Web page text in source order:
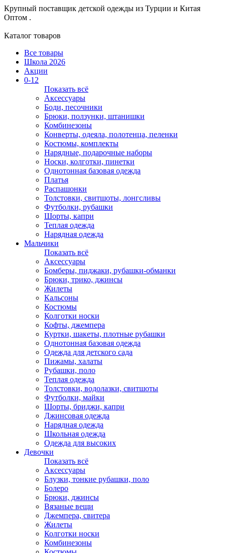
Крупный поставщик детской одежды из Турции и Китая
Оптом .
Каталог товаров
Все товары
Школа 2026
Акции
0-12
Показать всё
Аксессуары
Боди, песочники
Брюки, ползунки, штанишки
Комбинезоны
Конверты, одеяла, полотенца, пеленки
Костюмы, комплекты
Нарядные, подарочные наборы
Носки, колготки, пинетки
Однотонная базовая одежда
Платья
Распашонки
Толстовки, свитшоты, лонгсливы
Футболки, рубашки
Шорты, капри
Теплая одежда
Нарядная одежда
Мальчики
Показать всё
Аксессуары
Бомберы, пиджаки, рубашки-обманки
Брюки, трико, джинсы
Жилеты
Кальсоны
Костюмы
Колготки носки
Кофты, джемпера
Куртки, шакеты, плотные рубашки
Однотонная базовая одежда
Одежда для детского сада
Пижамы, халаты
Рубашки, поло
Теплая одежда
Толстовки, водолазки, свитшоты
Футболки, майки
Шорты, бриджи, капри
Джинсовая одежда
Нарядная одежда
Школьная одежда
Одежда для высоких
Девочки
Показать всё
Аксессуары
Блузки, тонкие рубашки, поло
Болеро
Брюки, джинсы
Вязаные вещи
Джемпера, свитера
Жилеты
Колготки носки
Комбинезоны